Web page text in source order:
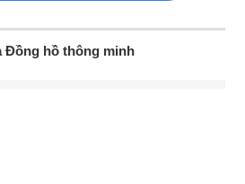
Đồng hồ thông minh